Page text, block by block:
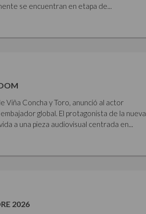
se encuentran en etapa de...
Viña Concha y Toro, anunció al actor
global. El protagonista de la nueva
a una pieza audiovisual centrada en...
2026